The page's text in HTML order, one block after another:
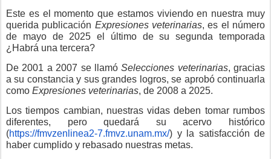
Este es el momento que estamos viviendo en nuestra muy
querida publicación Expresiones veterinarias, es el número
de mayo de 2025 el último de su segunda temporada
¿Habrá una tercera?
De 2001 a 2007 se llamóSelecciones veterinarias, gracias
a su constancia y sus grandes logros, se aprobó continuarla
como Expresiones veterinarias, de 2008 a 2025.
Los tiempos cambian, nuestras vidas deben tomar rumbos
diferentes, pero quedará su acervo histórico
(https://fmvzenlinea2-7.fmvz.unam.mx/) y la satisfacción de
haber cumplido y rebasado nuestras metas.